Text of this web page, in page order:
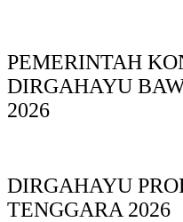
PEMERINTAH
DIRGAHAYU
2026
DIRGAHAYU
TENGGARA 2026